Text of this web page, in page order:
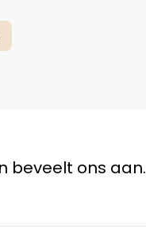
beveelt ons aan.